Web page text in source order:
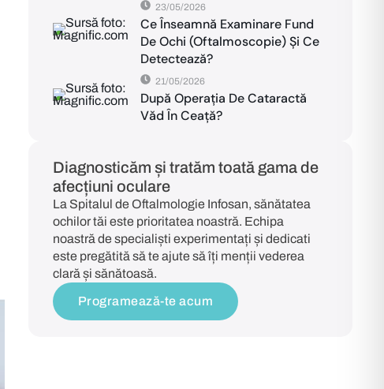
23/05/2026
Ce Înseamnă Examinare Fund
De Ochi (oftalmoscopie) Și Ce
Detectează?
21/05/2026
După Operația De Cataractă
Văd În Ceață?
Diagnosticăm și tratăm toată gama de
afecțiuni oculare
La Spitalul de Oftalmologie Infosan, sănătatea
ochilor tăi este prioritatea noastră. Echipa
noastră de specialiști experimentați și dedicati
este pregătită să te ajute să îți menții vederea
clară și sănătoasă.
Programează-te acum